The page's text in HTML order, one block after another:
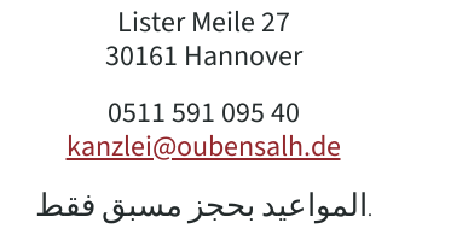
Lister Meile 27
30161 Hannover
0511 591 095 40
kanzlei@oubensalh.de
المواعيد بحجز مسبق فقط.